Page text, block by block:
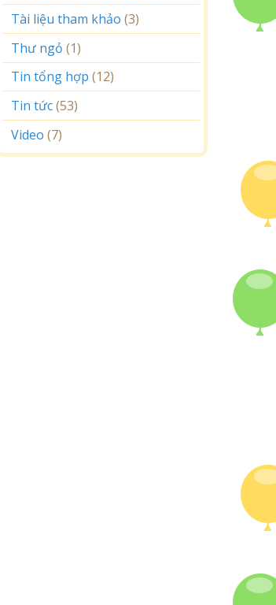
Tài liệu tham khảo (3)
Thư ngỏ (1)
Tin tổng hợp (12)
Tin tức(53)
Video (7)